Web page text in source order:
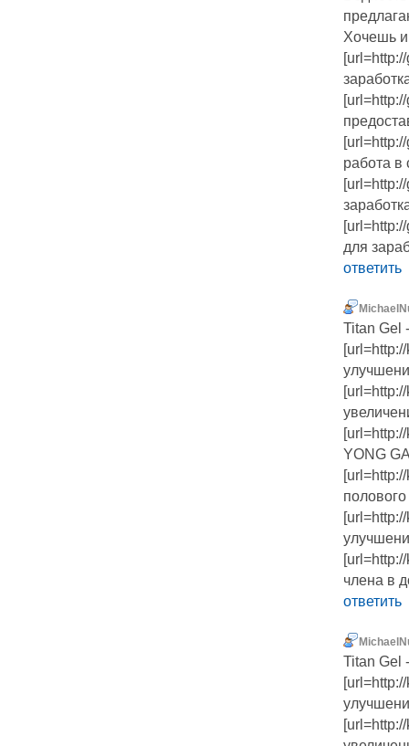
Хочешь
работа в
для
ответить
Titan Gel
YONG
члена в
ответить
Titan Gel